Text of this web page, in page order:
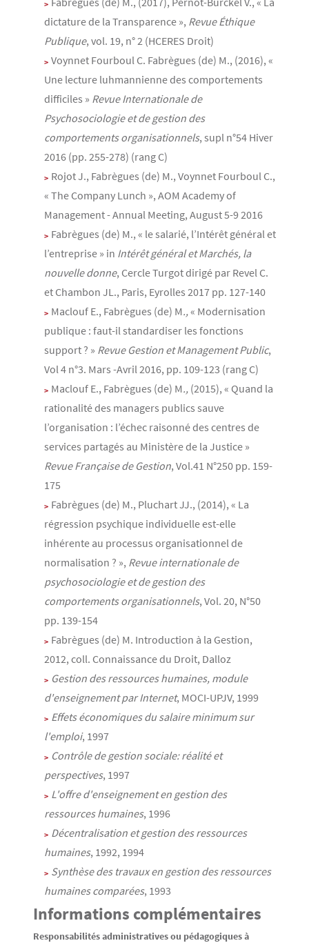
dictature de la Transparence », Revue Éthique
Publique, vol. 19, n° 2 (HCERES Droit)
Voynnet Fourboul C. Fabrègues (de) M., (2016), «
Une lecture luhmannienne des comportements
difficiles » Revue Internationale de
Psychosociologie et de gestion des
comportements organisationnels, supl n°54 Hiver
2016 (pp. 255-278) (rang C)
Rojot J., Fabrègues (de) M., Voynnet Fourboul C.,
« The Company Lunch », AOM Academy of
Management - Annual Meeting, August 5-9 2016
Fabrègues (de) M., « le salarié, l’Intérêt général et
l’entreprise » in Intérêt général et Marchés, la
nouvelle donne, Cercle Turgot dirigé par Revel C.
et Chambon JL., Paris, Eyrolles 2017 pp. 127-140
Maclouf E., Fabrègues (de) M.,« Modernisation
publique : faut-il standardiser les fonctions
support ? » Revue Gestion et Management Public,
Vol 4 n°3. Mars -Avril 2016, pp. 109-123 (rang C)
Maclouf E., Fabrègues (de) M., (2015), « Quand la
rationalité des managers publics sauve
l’organisation : l’échec raisonné des centres de
services partagés au Ministère de la Justice »
Revue Française de Gestion, Vol.41 N°250 pp. 159-
175
Fabrègues (de) M., Pluchart JJ., (2014), « La
régression psychique individuelle est-elle
inhérente au processus organisationnel de
normalisation ? », Revue internationale de
psychosociologie et de gestion des
comportements organisationnels, Vol. 20, N°50
pp. 139-154
Fabrègues (de) M. Introduction à la Gestion,
2012, coll. Connaissance du Droit, Dalloz
Gestion des ressources humaines, module
d'enseignement par Internet, MOCI-UPJV, 1999
Effets économiques du salaire minimum sur
l'emploi, 1997
Contrôle de gestion sociale: réalité et
perspectives, 1997
L'offre d'enseignement en gestion des
ressources humaines, 1996
Décentralisation et gestion des ressources
humaines, 1992, 1994
Synthèse des travaux en gestion des ressources
humaines comparées, 1993
Informations complémentaires
Responsabilités administratives ou pédagogiques à